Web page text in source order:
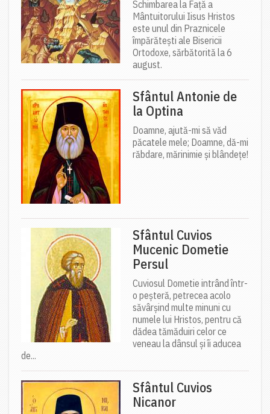
Schimbarea la Față a
Mântuitorului Iisus Hristos
este unul din Praznicele
împărătești ale Bisericii
Ortodoxe, sărbătorită la 6
august.
Sfântul Antonie de
la Optina
Doamne, ajută-mi să văd
păcatele mele; Doamne, dă-mi
răbdare, mărinimie şi blândeţe!
Sfântul Cuvios
Mucenic Dometie
Persul
Cuviosul Dometie intrând într-
o peșteră, petrecea acolo
săvârșind multe minuni cu
numele lui Hristos, pentru că
dădea tămăduiri celor ce
veneau la dânsul și îi aducea
de...
Sfântul Cuvios
Nicanor